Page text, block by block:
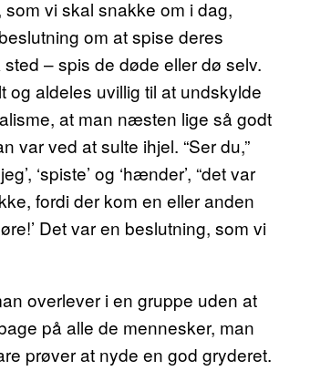
vi skal snakke om i dag,
om at spise deres
– spis de døde eller dø selv.
aldeles uvillig til at undskylde
at man næsten lige så godt
var ved at sulte ihjel. “Ser du,”
‘spiste’ og ‘hænder’, “det var
fordi der kom en eller anden
Det var en beslutning, som vi
overlever i en gruppe uden at
på alle de mennesker, man
prøver at nyde en god gryderet.